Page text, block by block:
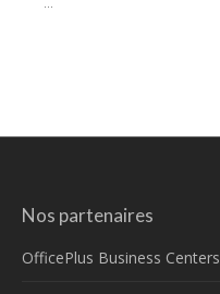
Nos partenaires
OfficePlus Business Centers